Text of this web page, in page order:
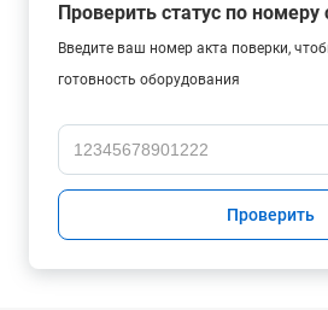
Проверить статус по номеру
Введите ваш номер акта поверки,
готовность оборудования
Проверить